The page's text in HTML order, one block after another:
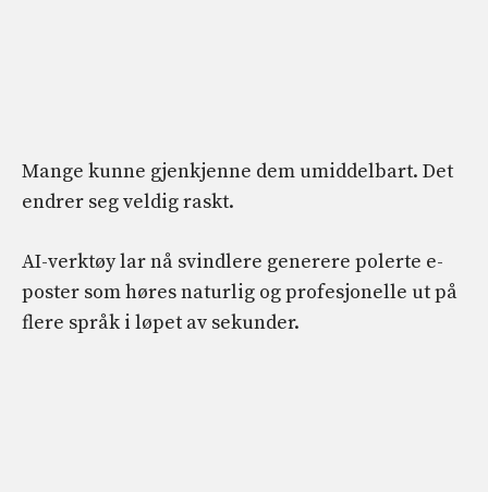
Mange kunne gjenkjenne dem umiddelbart. Det
endrer seg veldig raskt.
AI-verktøy lar nå svindlere generere polerte e-
poster som høres naturlig og profesjonelle ut på
flere språk i løpet av sekunder.